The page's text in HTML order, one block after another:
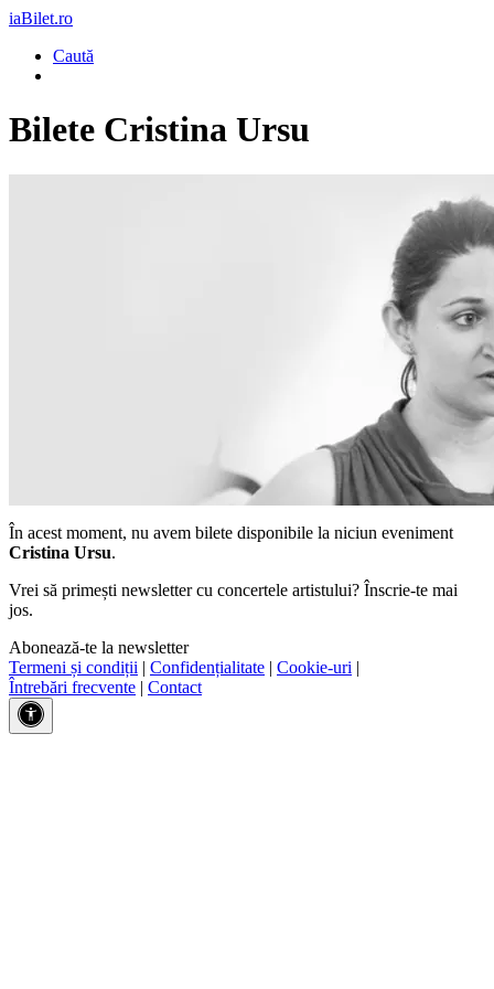
iaBilet.ro
Caută
Bilete Cristina Ursu
În acest moment, nu avem bilete disponibile la niciun eveniment
Cristina Ursu.
Vrei să primești newsletter cu concertele artistului? Înscrie-te mai
jos.
Abonează-te la newsletter
Termeni și condiții | Confidențialitate | Cookie-uri |
Întrebări frecvente | Contact